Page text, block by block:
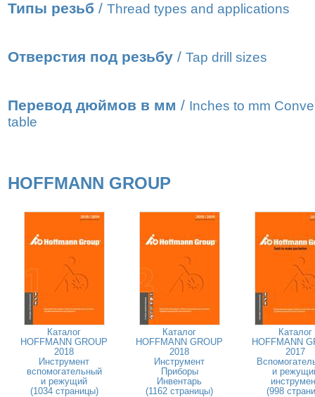
Типы резьб / Thread types and applications
Отверстия под резьбу / Tap drill sizes
Перевод дюймов в мм / Inches to mm
table
HOFFMANN GROUP
Каталог
HOFFMANN GROUP
2018
Инструмент
вспомогательный
и режущий
(1034 страницы)
Каталог
HOFFMANN GROUP
2018
Инструмент
Приборы
Инвентарь
(1162 страницы)
Каталог
HOFFMANN
2017
и
(998